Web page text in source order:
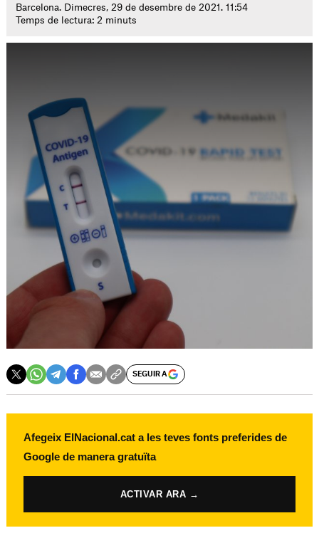
Barcelona. Dimecres, 29 de desembre de 2021. 11:54
Temps de lectura: 2 minuts
SEGUIR A
Afegeix ElNacional.cat a les teves fonts preferides de
Google de manera gratuïta
ACTIVAR ARA →